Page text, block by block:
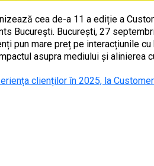
cea de-a 11 a ediție a
București. București, 27
pun mare preț pe interacțiunile
asupra mediului și alinierea
clienților în 2025, la